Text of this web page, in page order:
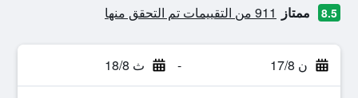
8.5 ممتاز 911 من التقييمات تم التحقق منها
ن 17/8 - ث 18/8